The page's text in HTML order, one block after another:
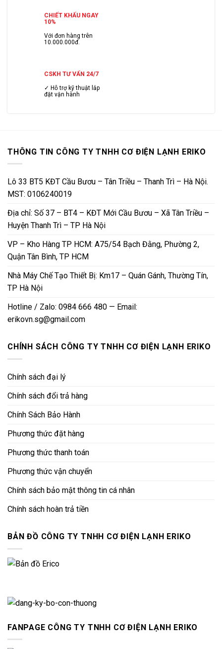
CHIẾT KHẤU NGAY
10%
Với đơn hàng trên
10.000.000đ.
CSKH TƯ VẤN 24/7
✓ Hỗ trợ kỹ thuật lắp
đặt vận hành
THÔNG TIN CÔNG TY TNHH CƠ ĐIỆN LẠNH ERIKO
Lô 33 BT5 KĐT Cầu Bươu – Tân Triều – Thanh Trì – Hà Nội.
MST: 0106240019
Địa chỉ: Số 37 – BT4 – KĐT Mới Cầu Bươu – Xã Tân Triều –
Huyện Thanh Trì – TP Hà Nội
VP – Kho Hàng TP HCM: A75/54 Bạch Đằng, Phường 2,
Quận Tân Bình, TP HCM
Nhà Máy Chế Tạo Thiết Bị: Km17 – Quán Gánh, Thường Tín,
TP Hà Nội
Hotline / Zalo: 0984 666 480 — Email:
erikovn.sg@gmail.com
CHÍNH SÁCH CÔNG TY TNHH CƠ ĐIỆN LẠNH ERIKO
Chính sách đại lý
Chính sách đổi trả hàng
Chính Sách Bảo Hành
Phương thức đặt hàng
Phương thức thanh toán
Phương thức vận chuyển
Chính sách bảo mật thông tin cá nhân
Chính sách hoàn trả tiền
BẢN ĐỒ CÔNG TY TNHH CƠ ĐIỆN LẠNH ERIKO
FANPAGE CÔNG TY TNHH CƠ ĐIỆN LẠNH ERIKO